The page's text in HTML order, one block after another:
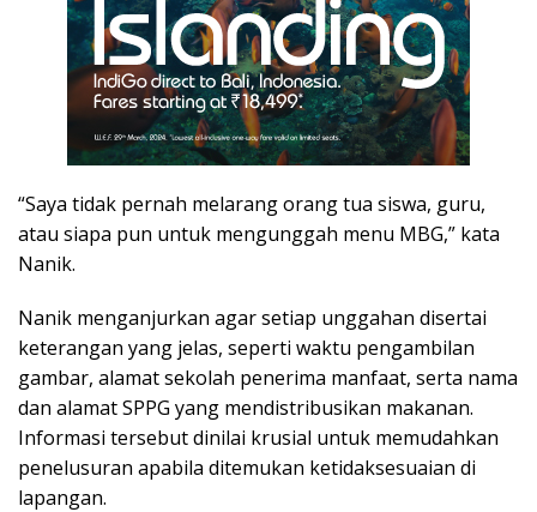
“Saya tidak pernah melarang orang tua siswa, guru,
atau siapa pun untuk mengunggah menu MBG,” kata
Nanik.
Nanik menganjurkan agar setiap unggahan disertai
keterangan yang jelas, seperti waktu pengambilan
gambar, alamat sekolah penerima manfaat, serta nama
dan alamat SPPG yang mendistribusikan makanan.
Informasi tersebut dinilai krusial untuk memudahkan
penelusuran apabila ditemukan ketidaksesuaian di
lapangan.